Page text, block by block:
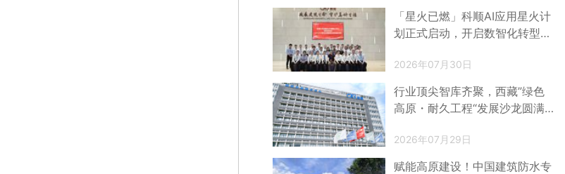
「星火已燃」科顺AI应用星火计
划正式启动，开启数智化转型新
2026年07月30日
行业顶尖智库齐聚，西藏”绿色
高原・耐久工程“发展沙龙圆满
2026年07月29日
赋能高原建设！中国建筑防水专